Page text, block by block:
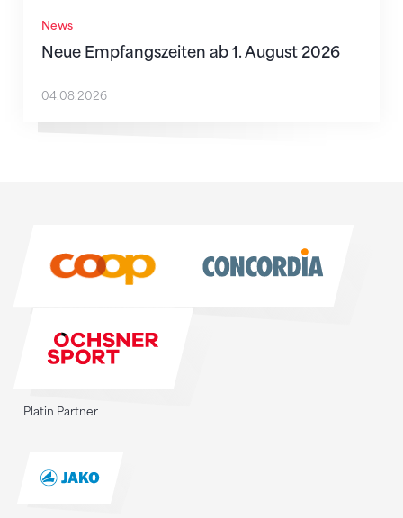
News
Neue Empfangszeiten ab 1. August 2026
04.08.2026
Platin Partner